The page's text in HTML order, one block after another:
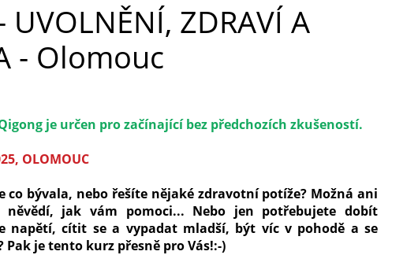
UVOLNĚNÍ, ZDRAVÍ A
- Olomouc
je určen pro začínající bez předchozích zkušeností.
OLOMOUC
co bývala, nebo řešíte nějaké zdravotní potíže? Možná ani
jak vám pomoci... Nebo jen potřebujete dobít
napětí, cítit se a vypadat mladší, být víc v pohodě a se
Pak je tento kurz přesně pro Vás!:-)